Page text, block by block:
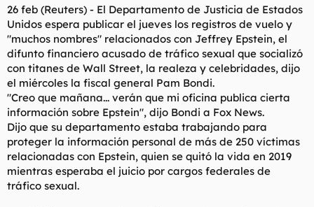
e
m
a
26 feb (Reuters) - El Departamento de Justicia de Estados
Unidos espera publicar el jueves los registros de vuelo y
"muchos nombres" relacionados con Jeffrey Epstein, el
difunto financiero acusado de tráfico sexual que socializó
con titanes de Wall Street, la realeza y celebridades, dijo
el miércoles la fiscal general Pam Bondi.
"Creo que mañana... verán que mi oficina publica cierta
información sobre Epstein", dijo Bondi a Fox News.
Dijo que su departamento estaba trabajando para
proteger la información personal de más de 250 víctimas
relacionadas con Epstein, quien se quitó la vida en 2019
mientras esperaba el juicio por cargos federales de
tráfico sexual.